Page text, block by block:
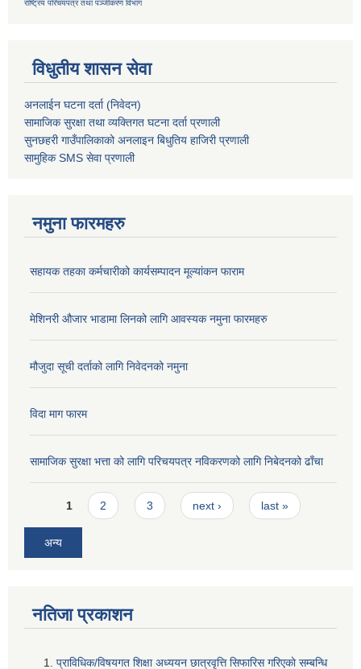
राष्ट्रिय परिचयपत्र तथापञ्जीकरण विभाग
विधुतीय शासन सेवा
अनलाईन घटना दर्ता (निवेदन)
सामाजिक सुरक्षा तथा व्यक्तिगत घटना दर्ताप्रणाली
सुनछहरी गाउँपालिकाको अनलाइन बिधुतिय हाजिरी प्रणाली
सामुहिकSMS सेवाप्रणाली
नमुना फारमहरु
सहायक तहका कर्मचारीको कार्यसम्पादन मूल्यांकन फाराम
मेशिनरी औजार भाडामा लिनको लागि आवस्यक नमुना फारमहरु
मौजुदा सूची दर्ताको लागि निवेदनको नमुना
विदा माग फारम
सामाजिक सुरक्षा भत्ता को लागि परिचयपत्र नविकरणको लागि निबेदनको ढाँचा
Pages
1 2 3 next › last »
अन्य
नतिजा प्रकाशन
प्राविधिक/विषयगत शिक्षा अध्ययन छात्रवृत्ति सिफारिस गरिएकाे सम्बन्धि